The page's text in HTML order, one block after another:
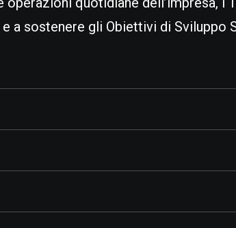
a sostenere gli Obiettivi di Sviluppo